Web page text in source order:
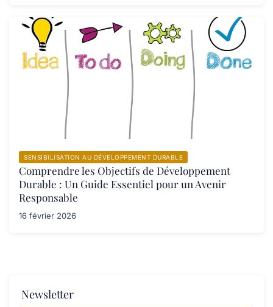
SENSIBILISATION AU DÉVELOPPEMENT DURABLE
Comprendre les Objectifs de Développement
Durable : Un Guide Essentiel pour un Avenir
Responsable
16 février 2026
Newsletter